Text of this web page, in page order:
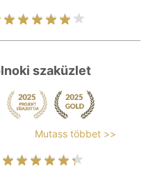
szaküzlet
Mutass többet >>